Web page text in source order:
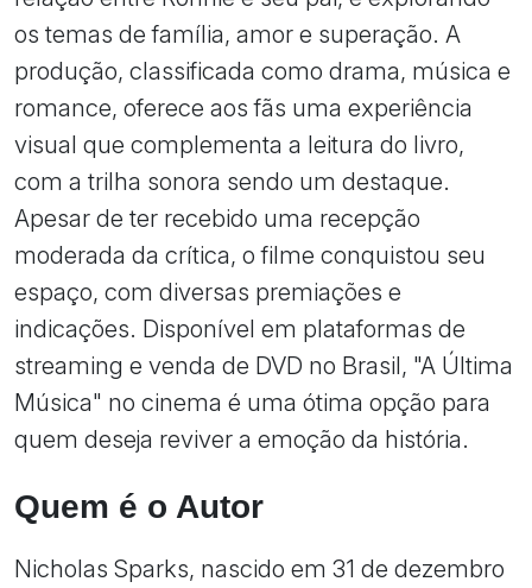
os temas de família, amor e superação. A
produção, classificada como drama, música e
romance, oferece aos fãs uma experiência
visual que complementa a leitura do livro,
com a trilha sonora sendo um destaque.
Apesar de ter recebido uma recepção
moderada da crítica, o filme conquistou seu
espaço, com diversas premiações e
indicações. Disponível em plataformas de
streaming e venda de DVD no Brasil, "A Última
Música" no cinema é uma ótima opção para
quem deseja reviver a emoção da história.
Quem é o Autor
Nicholas Sparks, nascido em 31 de dezembro